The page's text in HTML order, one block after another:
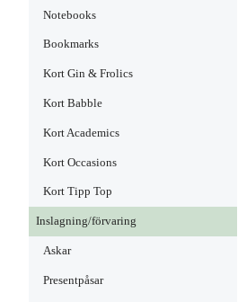
Notebooks
Bookmarks
Kort Gin & Frolics
Kort Babble
Kort Academics
Kort Occasions
Kort Tipp Top
Inslagning/förvaring
Askar
Presentpåsar